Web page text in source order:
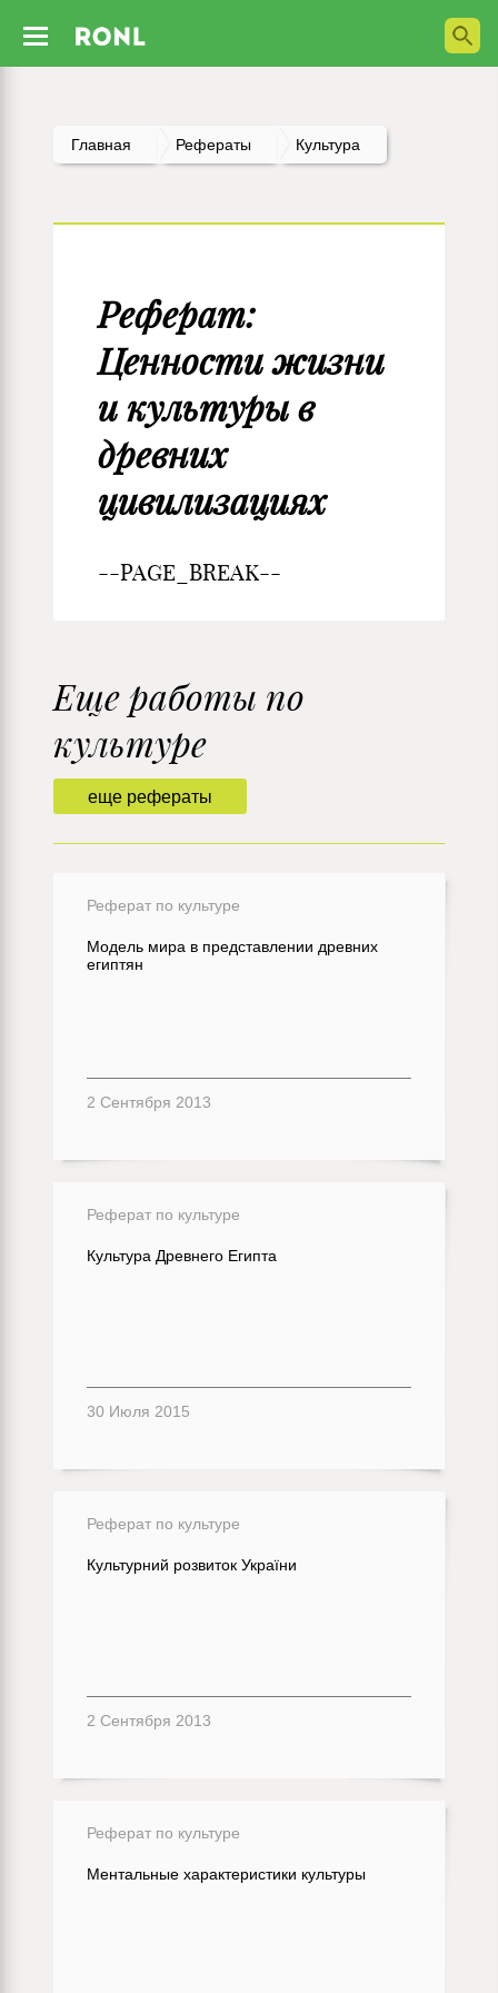
Главная Рефераты Культура
Реферат:
Ценности жизни
и культуры в
древних
цивилизациях
--PAGE_BREAK--
еще рефераты
Еще работы по
культуре
Реферат по культуре
Модель мира в представлении древних
египтян
2 Сентября 2013
Реферат по культуре
Культура Древнего Египта
30 Июля 2015
Реферат по культуре
Культурний розвиток України
2 Сентября 2013
Реферат по культуре
Ментальные характеристики культуры